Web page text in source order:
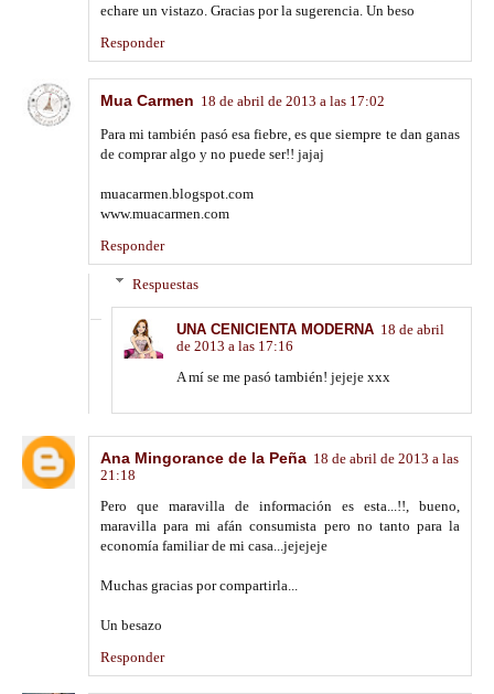
echare un vistazo. Gracias por la sugerencia. Un beso
Responder
Mua Carmen 18 de abril de 2013 a las 17:02
Para mi también pasó esa fiebre, es que siempre te dan ganas
de comprar algo y no puede ser!! jajaj
muacarmen.blogspot.com
www.muacarmen.com
Responder
Respuestas
UNA CENICIENTA MODERNA 18 de abril
de 2013 a las 17:16
A mí se me pasó también! jejeje xxx
Ana Mingorance de la Peña 18 de abril de 2013 a las
21:18
Pero que maravilla de información es esta...!!, bueno,
maravilla para mi afán consumista pero no tanto para la
economía familiar de mi casa...jejejeje
Muchas gracias por compartirla...
Un besazo
Responder